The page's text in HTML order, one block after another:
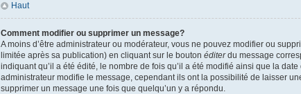
Haut
Comment modifier ou supprimer un message?
A moins d’être administrateur ou modérateur, vous ne pouvez modifier ou
limitée après sa publication) en cliquant sur le bouton éditerdu message
indiquant qu’il a été édité, le nombre de fois qu’il a été modifié ainsi que la
administrateur modifie le message, cependant ils ont la possibilité de laisser
supprimer un message une fois que quelqu’un y a répondu.